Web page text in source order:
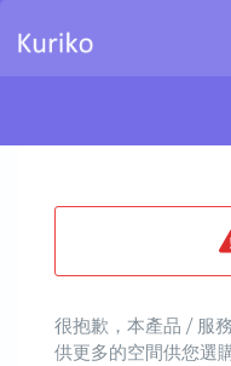
很抱歉，本產品 / 服
供更多的空間供您選